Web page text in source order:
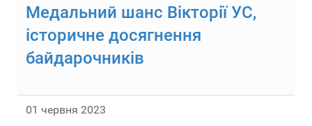
Медальний шанс Вікторії УС,
історичне досягнення
байдарочників
01 червня 2023